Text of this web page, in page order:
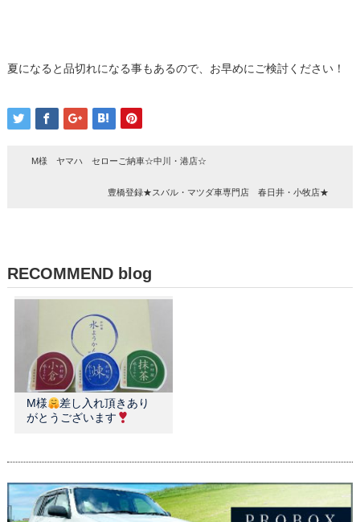
夏になると品切れになる事もあるので、お早めにご検討ください！
M様 ヤマハ セローご納車☆中川・港店☆
豊橋登録★スバル・マツダ車専門店 春日井・小牧店★
RECOMMEND blog
M様
差し入れ頂きあり
がとうございます